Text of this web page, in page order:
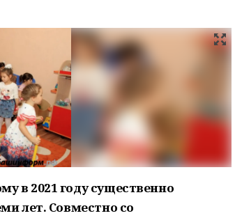
в 2021 году существенно
лет. Совместно со